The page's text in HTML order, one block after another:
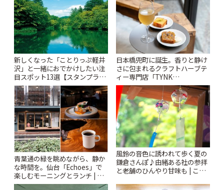
新しくなった「ことりっぷ軽井
沢」と一緒におでかけしたい注
目スポット13選【スタンプラリ
ー開催中】 | ことりっぷ
日本橋兜町に誕生。香りと静け
さに包まれるクラフトハーブテ
ィー専門店「TYNK
Kabutocho」 | ことりっぷ
青葉通の緑を眺めながら、静か
な時間を。仙台「Echoes」で
楽しむモーニングとランチ | こ
とりっぷ
風鈴の音色に誘われて歩く夏の
鎌倉さんぽ♪由緒ある社の参拝
と老舗のひんやり甘味も | こと